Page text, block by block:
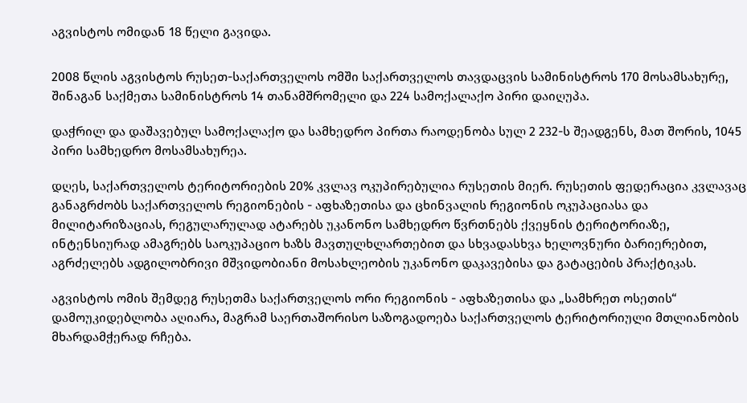
აგვისტოს ომიდან 18 წელი გავიდა.
2008 წლის აგვისტოს რუსეთ-საქართველოს ომში საქართველოს თავდაცვის სამინისტროს 170 მოსამსახურე,
შინაგან საქმეთა სამინისტროს 14 თანამშრომელი და 224 სამოქალაქო პირი დაიღუპა.
დაჭრილ და დაშავებულ სამოქალაქო და სამხედრო პირთა რაოდენობა სულ 2 232-ს შეადგენს, მათ შორის, 1045
პირი სამხედრო მოსამსახურეა.
დღეს, საქართველოს ტერიტორიების 20% კვლავ ოკუპირებულია რუსეთის მიერ. რუსეთის ფედერაცია კვლავაც
განაგრძობს საქართველოს რეგიონების - აფხაზეთისა და ცხინვალის რეგიონის ოკუპაციასა და
მილიტარიზაციას, რეგულარულად ატარებს უკანონო სამხედრო წვრთნებს ქვეყნის ტერიტორიაზე,
ინტენსიურად ამაგრებს საოკუპაციო ხაზს მავთულხლართებით და სხვადასხვა ხელოვნური ბარიერებით,
აგრძელებს ადგილობრივი მშვიდობიანი მოსახლეობის უკანონო დაკავებისა და გატაცების პრაქტიკას.
აგვისტოს ომის შემდეგ რუსეთმა საქართველოს ორი რეგიონის - აფხაზეთისა და „სამხრეთ ოსეთის“
დამოუკიდებლობა აღიარა, მაგრამ საერთაშორისო საზოგადოება საქართველოს ტერიტორიული მთლიანობის
მხარდამჭერად რჩება.